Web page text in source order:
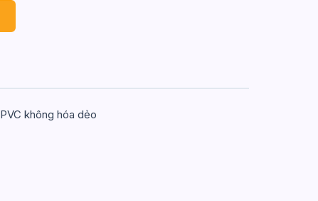
không hóa dẻo